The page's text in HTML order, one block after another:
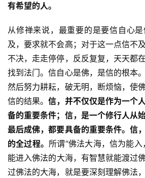
有希望的人。
从修禅来说，最重要的是要信自心
及，要求就不会高；对于这一点信不
不决，走走停停，反反复复，天天都
找到法门。信自心是佛，是信的根本
然后努力耕耘，破无明，断烦恼，使
信的结果。信，并不仅仅是作为一个
备的重要条件；信，是一个修行人从
最后成佛，都要具备的重要条件。信
的全过程。 所谓“佛法大海，信为能
能进入佛法的大海，有智慧就能渡
过佛法的大海，就是要深刻理解佛法